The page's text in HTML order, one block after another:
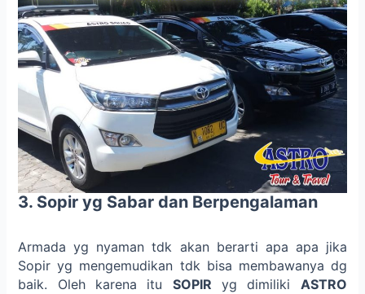
3. Sopir yg Sabar dan Berpengalaman
Armada yg nyaman tdk akan berarti apa apa jika
Sopir yg mengemudikan tdk bisa membawanya dg
baik. Oleh karena itu SOPIR yg dimiliki ASTRO